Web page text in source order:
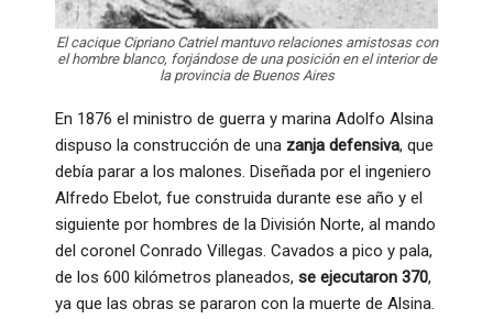
El cacique Cipriano Catriel mantuvo relaciones amistosas con
el hombre blanco, forjándose de una posición en el interior de
la provincia de Buenos Aires
En 1876 el ministro de guerra y marina Adolfo Alsina
dispuso la construcción de una zanja defensiva, que
debía parar a los malones. Diseñada por el ingeniero
Alfredo Ebelot, fue construida durante ese año y el
siguiente por hombres de la División Norte, al mando
del coronel Conrado Villegas. Cavados a pico y pala,
de los 600 kilómetros planeados, se ejecutaron 370,
ya que las obras se pararon con la muerte de Alsina.